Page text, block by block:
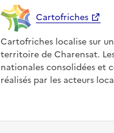
Cartofriches
Cartofriches localise sur
territoire de Charensat.
nationales consolidées et
réalisés par les acteurs